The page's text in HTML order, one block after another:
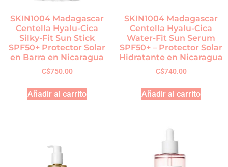
SKIN1004 Madagascar
Centella Hyalu-Cica
Silky-Fit Sun Stick
SPF50+ Protector Solar
en Barra en Nicaragua
C$750.00
Añadir al carrito
SKIN1004 Madagascar
Centella Hyalu-Cica
Water-Fit Sun Serum
SPF50+ – Protector Solar
Hidratante en Nicaragua
C$740.00
Añadir al carrito